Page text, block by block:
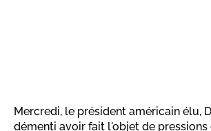
Mercredi, le président américain élu,
démenti avoir fait l'objet de